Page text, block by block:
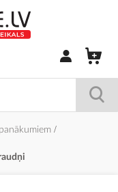
Pierakstīties/